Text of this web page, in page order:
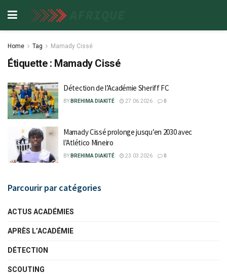
Home Tag Mamady Cissé
Étiquette : Mamady Cissé
Détection de l’Académie Sheriff FC
BY BREHIMA DIAKITÉ 27.06.2026 0
Mamady Cissé prolonge jusqu’en 2030 avec
l’Atlético Mineiro
BY BREHIMA DIAKITÉ 23.03.2026 0
Parcourir par catégories
ACTUS ACADÉMIES
APRÈS L’ACADÉMIE
DÉTECTION
SCOUTING